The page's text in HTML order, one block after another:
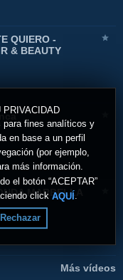
PRIVACIDAD
para fines analíticos y
en base a un perfil
(por ejemplo,
más información.
el botón “ACEPTAR”
click AQUÍ
QUIERO -
& BEAUTY
MARBELLA
Más vídeos